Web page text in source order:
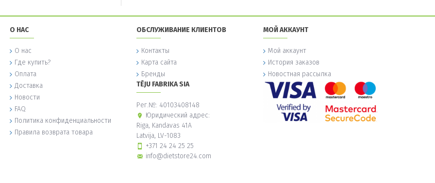
О НАС
О нас
Где купить?
Оплата
Доставка
Новости
FAQ
Политика конфиденциальности
Правила возврата товара
ОБСЛУЖИВАНИЕ КЛИЕНТОВ
Контакты
Карта сайта
Бренды
TĒJU FABRIKA SIA
Рег.№: 40103408148
Юридический адрес:
Riga, Kandavas 41A
Latvija, LV-1083
+371 24 24 25 25
info@dietstore24.com
МОЙ АККАУНТ
Мой аккаунт
История заказов
Новостная рассылка